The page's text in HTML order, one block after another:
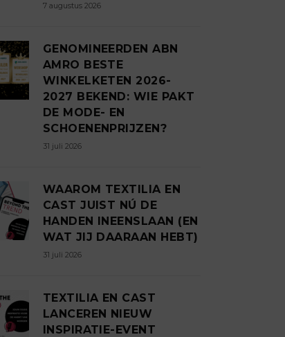
7 augustus 2026
GENOMINEERDEN ABN
AMRO BESTE
WINKELKETEN 2026-
2027 BEKEND: WIE PAKT
DE MODE- EN
SCHOENENPRIJZEN?
31 juli 2026
WAAROM TEXTILIA EN
CAST JUIST NÚ DE
HANDEN INEENSLAAN (EN
WAT JIJ DAARAAN HEBT)
31 juli 2026
TEXTILIA EN CAST
LANCEREN NIEUW
INSPIRATIE-EVENT